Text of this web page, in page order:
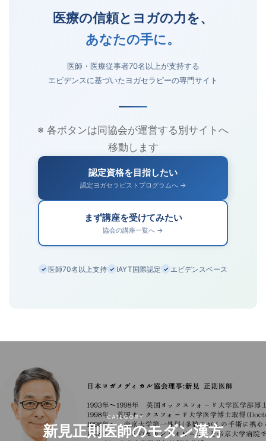
医療の信頼とヨガの力を、
あなたの手に。
医師・医療従事者70名以上が支持する
エビデンスに基づいたヨガセラピーの専門サイト
※ 各ボタンは同協会が運営する別サイトへ
移動します
認定資格を目指したい
認定ヨガセラピストプログラムへ →
まず講座を受けてみたい
協会の講座一覧へ →
✓ 医師70名以上支持 ✓ IAYT国際認定 ✓ エビデンスベース
CATEGORY
新見正則医師のモダン漢方